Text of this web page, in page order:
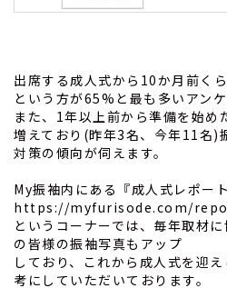
出席する成人式から10か月前く
という方が65%と最も多いアン
また、1年以上前から準備を始め
増えており(昨年3名、今年11名)
対策の傾向が伺えます。
My振袖内にある『成人式レポート
https://myfurisode.com/
というコーナーでは、毎年取材
の皆様の振袖写真もアップ
しており、これから成人式を迎
考にしていただいております。